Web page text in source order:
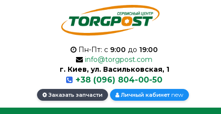
Пн-Пт: с 9:00 до 19:00
info@torgpost.com
г. Киев, ул. Васильковская, 1
+38 (096) 804-00-50
Заказать запчасти Личный кабинет new